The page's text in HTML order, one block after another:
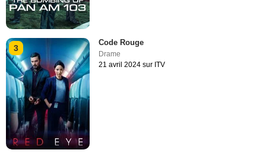
3
Code Rouge
Drame
21 avril 2024 sur ITV